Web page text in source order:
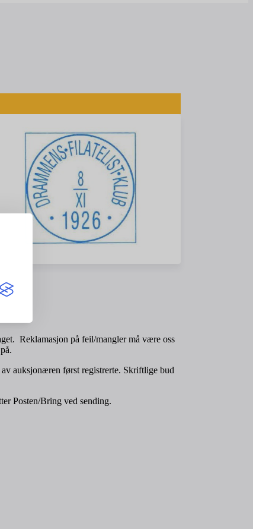
Reklamasjon på feil/mangler må være oss
auksjonæren først registrerte. Skriftlige bud
Posten/Bring ved sending.